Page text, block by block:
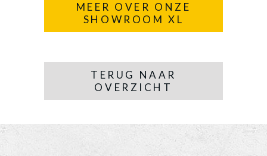
MEER OVER ONZE
SHOWROOM XL
TERUG NAAR
OVERZICHT